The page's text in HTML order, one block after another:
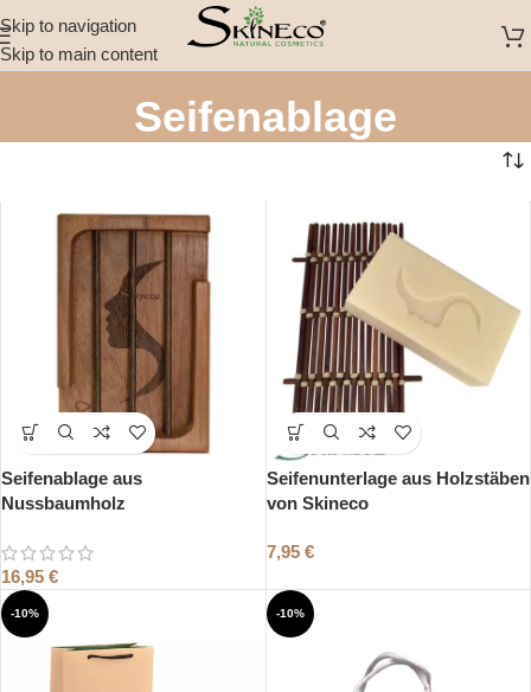
Skip to navigation
Skip to main content
Seifenablage
Seifenablage aus
Nussbaumholz
16,95 €
Seifenunterlage aus Holzstäben
von Skineco
7,95 €
-10% -10%